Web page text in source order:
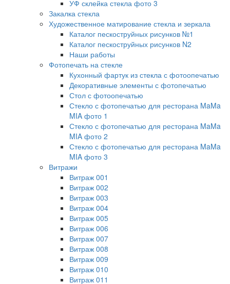
УФ склейка стекла фото 3
Закалка стекла
Художественное матирование стекла и зеркала
Каталог пескоструйных рисунков №1
Каталог пескоструйных рисунков N2
Наши работы
Фотопечать на стекле
Кухонный фартук из стекла с фотоопечатью
Декоративные элементы с фотопечатью
Стол с фотоопечатью
Стекло с фотопечатью для ресторана MaMa
MIA фото 1
Стекло с фотопечатью для ресторана MaMa
MIA фото 2
Стекло с фотопечатью для ресторана MaMa
MIA фото 3
Витражи
Витраж 001
Витраж 002
Витраж 003
Витраж 004
Витраж 005
Витраж 006
Витраж 007
Витраж 008
Витраж 009
Витраж 010
Витраж 011